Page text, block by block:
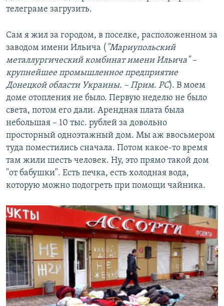
телеграме загрузить.
Сам я жил за городом, в поселке, расположенном за
заводом имени Ильича ( "Мариупольский
металлургический комбинат имени Ильича" –
крупнейшее промышленное предприятие
Донецкой областиУкраины. – Прим. РС). В моем
доме отопления не было. Первую неделю не было
света, потом его дали. Арендная плата была
небольшая – 10 тыс. рублей за довольно
просторный одноэтажный дом. Мы аж ввосьмером
туда поместились сначала. Потом какое-то время
там жили шесть человек. Ну, это прямо такой дом
"от бабушки". Есть печка, есть холодная вода,
которую можно подогреть при помощи чайника.